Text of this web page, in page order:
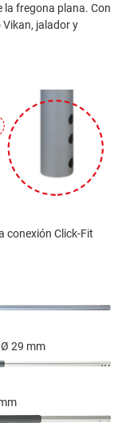
la fregona plana. Con
jalador y
conexión Click-Fit
29 mm